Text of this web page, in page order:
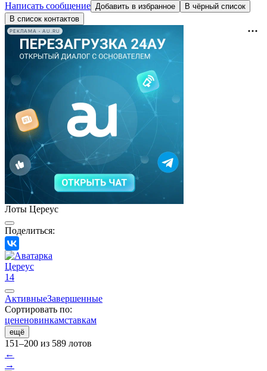
Написать сообщение Добавить в избранное
В чёрный список
В список контактов
РЕКЛАМА • AU.RU
Лоты Цереус
Поделиться:
Цереус
14
АктивныеЗавершенные
Сортировать по:
цененовинкамставкам
ещё
151–200 из 589 лотов
←
→